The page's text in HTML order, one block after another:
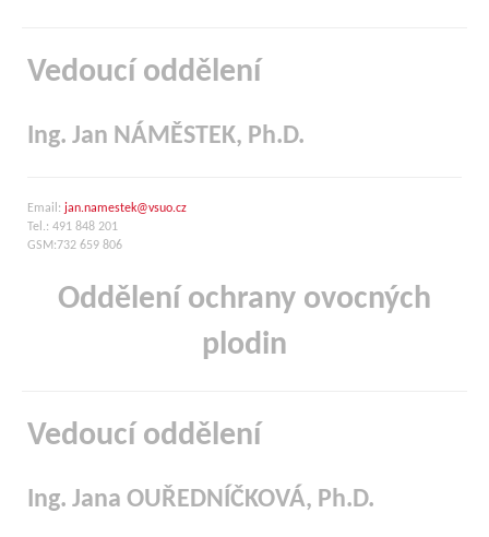
Vedoucí oddělení
Ing. Jan NÁMĚSTEK, Ph.D.
Email: jan.namestek@vsuo.cz
Tel.: 491 848 201
GSM:732 659 806
Oddělení ochrany ovocných
plodin
Vedoucí oddělení
Ing. Jana OUŘEDNÍČKOVÁ, Ph.D.